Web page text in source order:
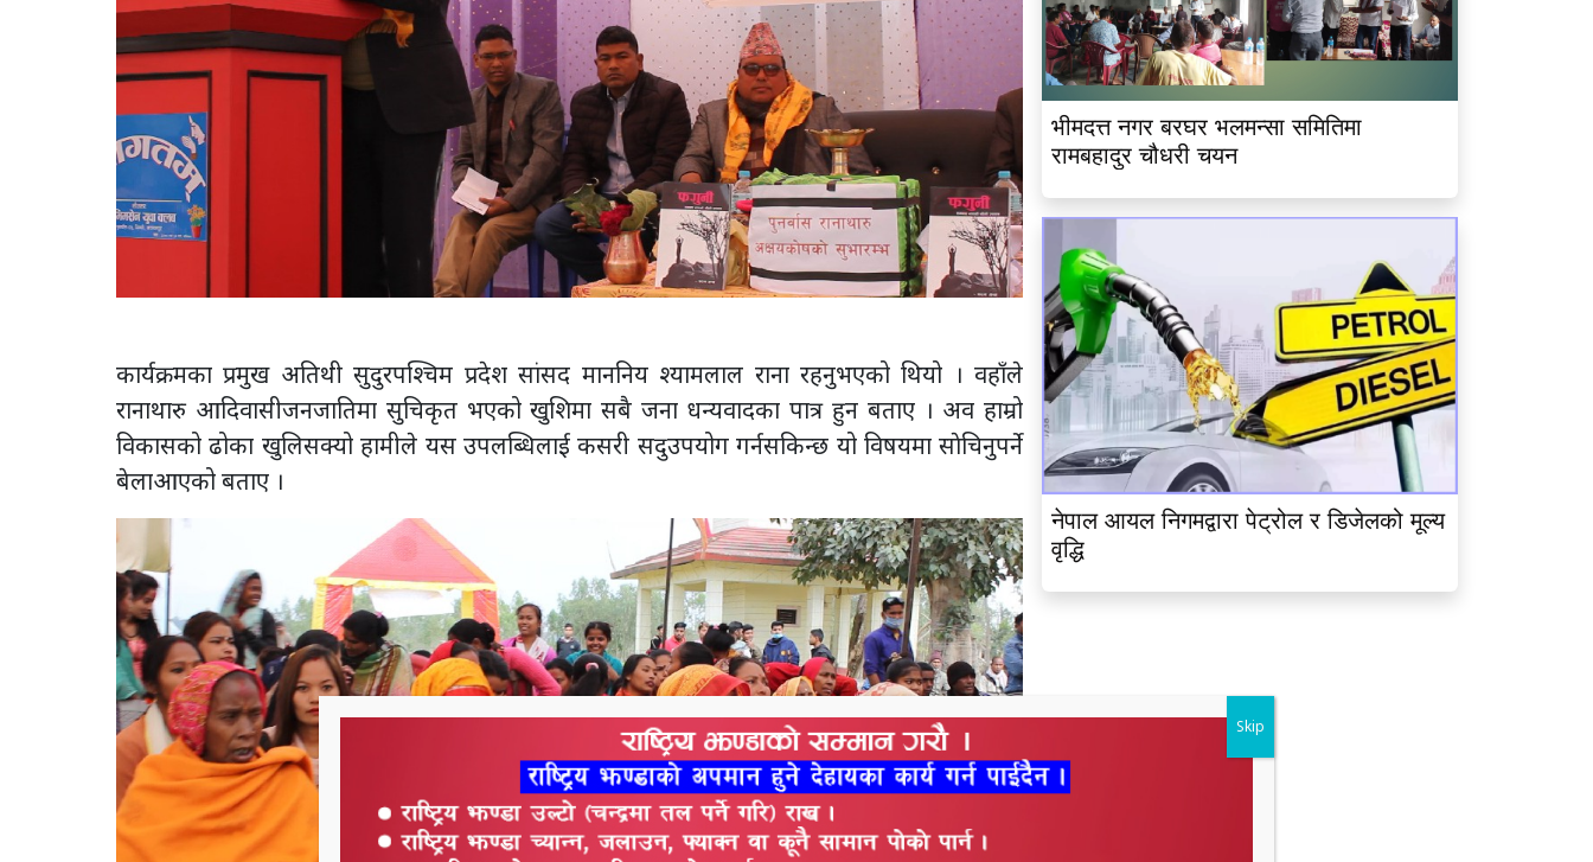
कार्यक्रमका प्रमुख अतिथी सुदुरपश्चिम प्रदेश सांसद माननिय श्यामलाल राना रहनुभएको थियो । वहाँले
रानाथारु आदिवासीजनजातिमा सुचिकृत भएको खुशिमा सबै जना धन्यवादका पात्र हुन बताए । अव हाम्रो
विकासको ढोका खुलिसक्यो हामीले यस उपलब्धिलाई कसरी सदुउपयोग गर्नसकिन्छ यो विषयमा साेचिनुपर्ने
बेलाआएको बताए ।
भीमदत्त नगर बरघर भलमन्सा समितिमा
रामबहादुर चौधरी चयन
नेपाल आयल निगमद्वारा पेट्रोल र डिजेलको मूल्य
वृद्धि
Skip